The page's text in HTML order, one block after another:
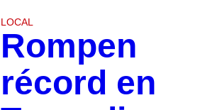
LOCAL
Rompen
récord en